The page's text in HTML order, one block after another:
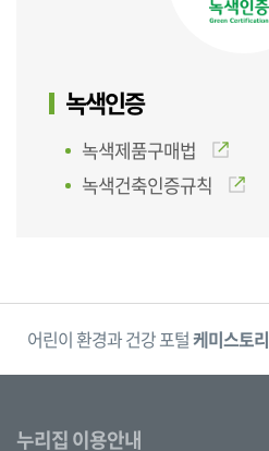
녹색인증
녹색제품구매법
녹색건축인증규칙
어린이 환경과 건강 포털케미스토리
누리집 이용안내